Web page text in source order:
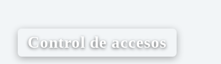
Control de accesos